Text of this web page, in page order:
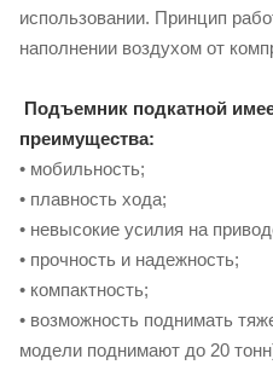
использовании. Принцип
наполнении воздухом от
Подъемник подкатной
преимущества:
• мобильность;
• плавность хода;
• невысокие усилия на
• прочность и надежность;
• компактность;
• возможность поднимать
модели поднимают до 20